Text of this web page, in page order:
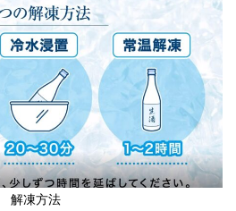
解凍方法